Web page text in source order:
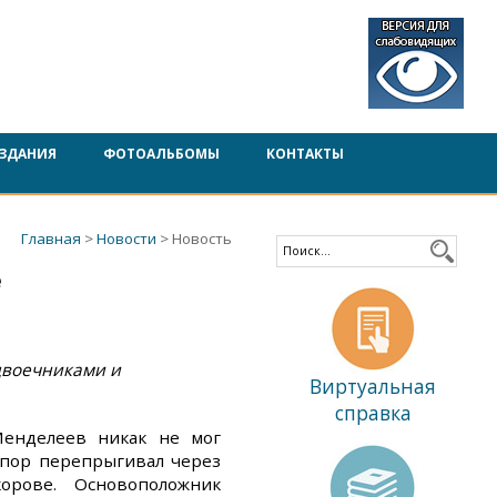
ФОТОАЛЬБОМЫ КОНТАКТЫ
Главная >Новости > Новость
и
никак не мог
перепрыгивал через
Основоположник
Виртуальная
справка